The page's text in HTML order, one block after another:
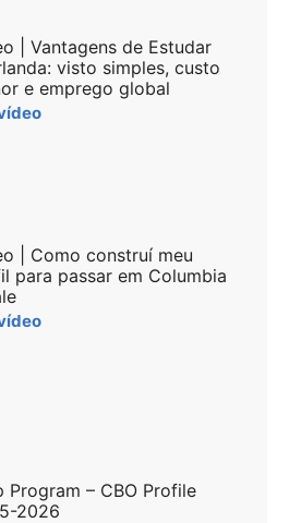
| Vantagens de Estudar
visto simples, custo
e emprego global
| Como construí meu
para passar em Columbia
Program – CBO Profile
2026